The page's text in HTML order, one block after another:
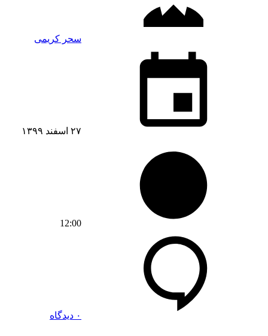
سحر کریمی
۲۷ اسفند ۱۳۹۹
12:00
۰ دیدگاه